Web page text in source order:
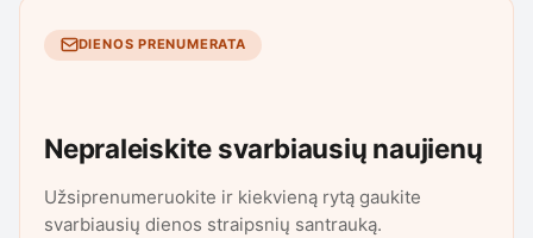
DIENOS PRENUMERATA
Nepraleiskite svarbiausių naujienų
Užsiprenumeruokite ir kiekvieną rytą gaukite
svarbiausių dienos straipsnių santrauką.